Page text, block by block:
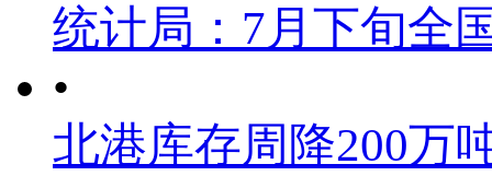
统计局：7月下旬全
•
北港库存周降200万